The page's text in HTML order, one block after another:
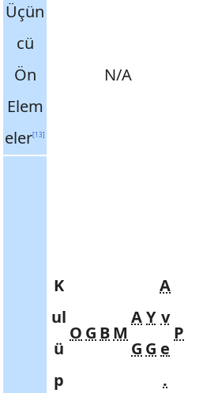
Üçün
cü
Ön
Elem
eler[13]
N/A
K
ul
ü
p
O G BM
A
G
Y
G
A
v
e
.
P